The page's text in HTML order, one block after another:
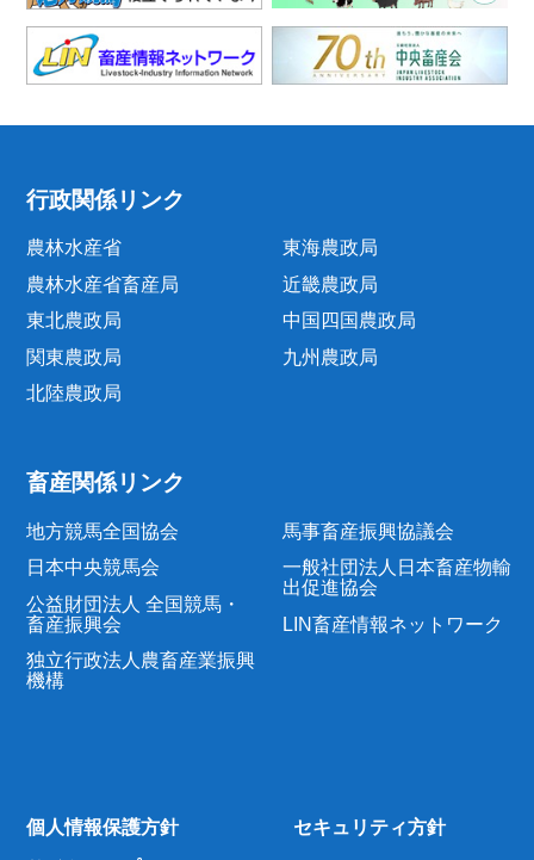
行政関係リンク
農林水産省
農林水産省畜産局
東北農政局
関東農政局
北陸農政局
東海農政局
近畿農政局
中国四国農政局
九州農政局
畜産関係リンク
地方競馬全国協会
日本中央競馬会
公益財団法人 全国競馬・
畜産振興会
独立行政法人農畜産業振興
機構
馬事畜産振興協議会
一般社団法人日本畜産物輸
出促進協会
LIN畜産情報ネットワーク
個人情報保護方針 セキュリティ方針